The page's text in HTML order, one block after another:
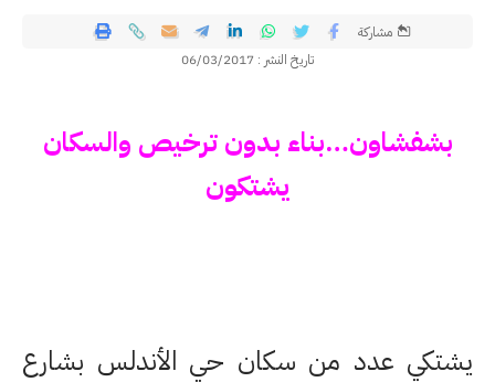
تاريخ النشر : 06/03/2017
مشاركة
بشفشاون…بناء بدون ترخيص والسكان
يشتكون
يشتكي عدد من سكان حي الأندلس بشارع